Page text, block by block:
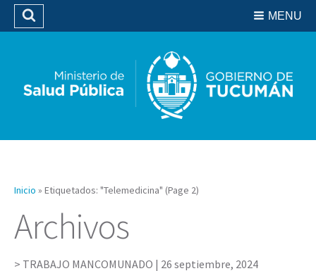
Biblioteca
MENU
Buscar
Inicio » Etiquetados: "Telemedicina" (Page 2)
Archivos
TRABAJO MANCOMUNADO | 26 septiembre, 2024